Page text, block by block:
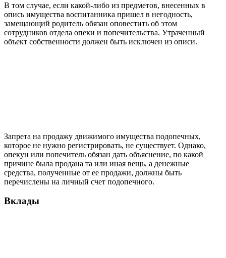
В том случае, если какой-либо из предметов, внесенных в
опись имущества воспитанника пришел в негодность,
замещающий родитель обязан оповестить об этом
сотрудников отдела опеки и попечительства. Утраченный
объект собственности должен быть исключен из описи.
Запрета на продажу движимого имущества подопечных,
которое не нужно регистрировать, не существует. Однако,
опекун или попечитель обязан дать объяснение, по какой
причине была продана та или иная вещь, а денежные
средства, полученные от ее продажи, должны быть
перечислены на личный счет подопечного.
Вклады